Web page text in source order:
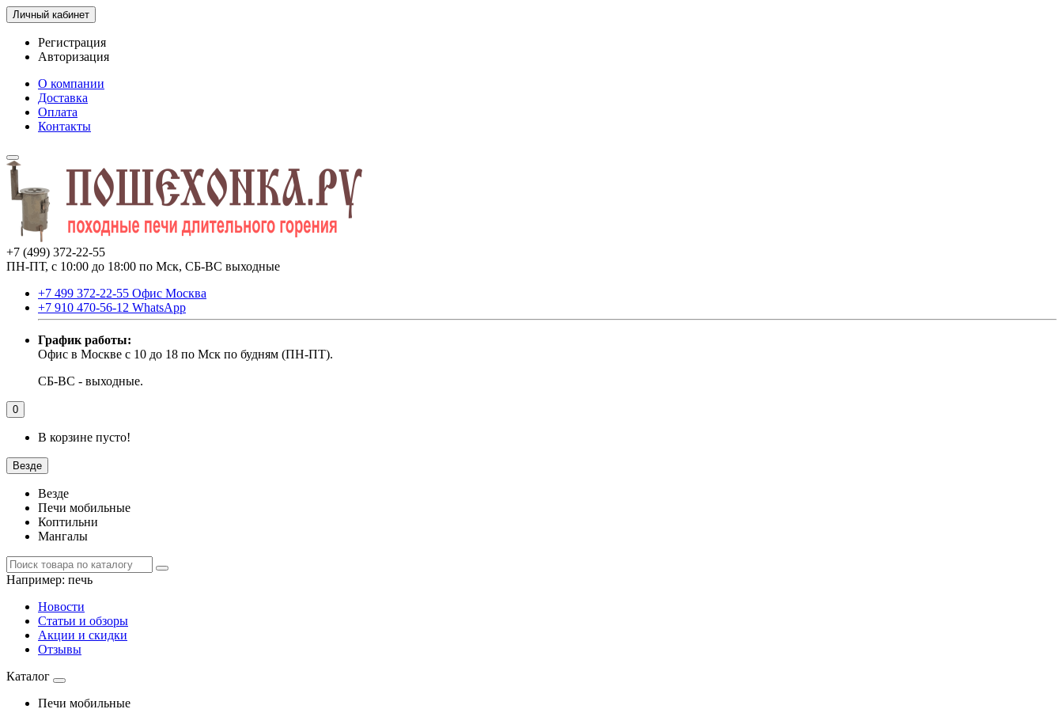
Личный кабинет
Регистрация
Авторизация
О компании
Доставка
Оплата
Контакты
+7 (499) 372-22-55
ПН-ПТ, с 10:00 до 18:00 по Мск, СБ-ВС выходные
+7 499 372-22-55 Офис Москва
+7 910 470-56-12 WhatsApp
График работы:
Офис в Москве с 10 до 18 по Мск по будням (ПН-ПТ).
СБ-ВС - выходные.
0
В корзине пусто!
Везде
Везде
Печи мобильные
Коптильни
Мангалы
Например: печь
Новости
Статьи и обзоры
Акции и скидки
Отзывы
Каталог
Печи мобильные